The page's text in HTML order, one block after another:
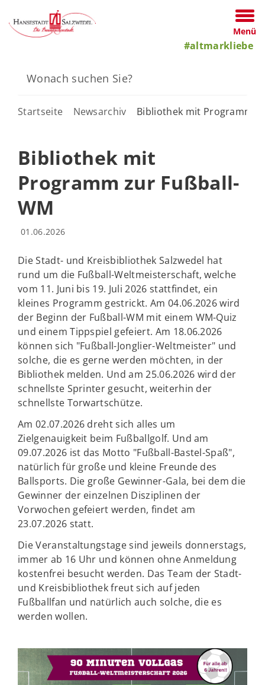
Menü
#altmarkliebe
Startseite Newsarchiv Bibliothek mit Programm
Bibliothek mit
Programm zur Fußball-
WM
01.06.2026
Die Stadt- und Kreisbibliothek Salzwedel hat
rund um die Fußball-Weltmeisterschaft, welche
vom 11. Juni bis 19. Juli 2026 stattfindet, ein
kleines Programm gestrickt. Am 04.06.2026 wird
der Beginn der Fußball-WM mit einem WM-Quiz
und einem Tippspiel gefeiert. Am 18.06.2026
können sich "Fußball-Jonglier-Weltmeister" und
solche, die es gerne werden möchten, in der
Bibliothek melden. Und am 25.06.2026 wird der
schnellste Sprinter gesucht, weiterhin der
schnellste Torwartschütze.
Am 02.07.2026 dreht sich alles um
Zielgenauigkeit beim Fußballgolf. Und am
09.07.2026 ist das Motto "Fußball-Bastel-Spaß",
natürlich für große und kleine Freunde des
Ballsports. Die große Gewinner-Gala, bei dem die
Gewinner der einzelnen Disziplinen der
Vorwochen gefeiert werden, findet am
23.07.2026 statt.
Die Veranstaltungstage sind jeweils donnerstags,
immer ab 16 Uhr und können ohne Anmeldung
kostenfrei besucht werden. Das Team der Stadt-
und Kreisbibliothek freut sich auf jeden
Fußballfan und natürlich auch solche, die es
werden wollen.